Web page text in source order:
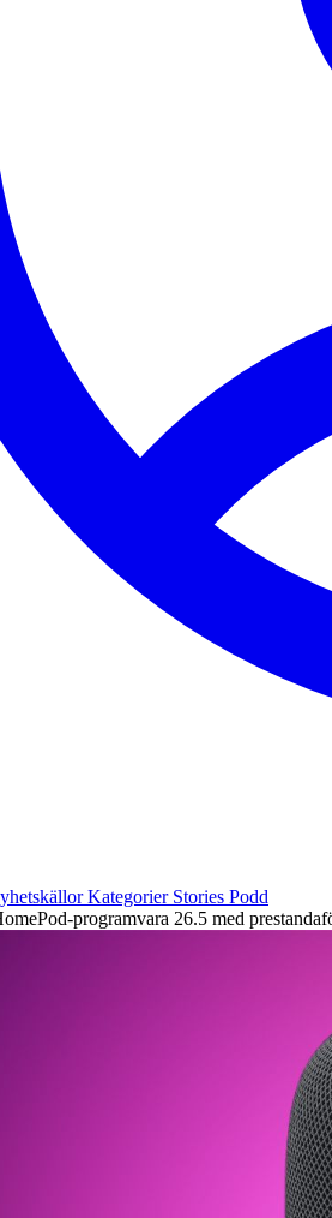
Kategorier Stories Podd
programvara 26.5 med